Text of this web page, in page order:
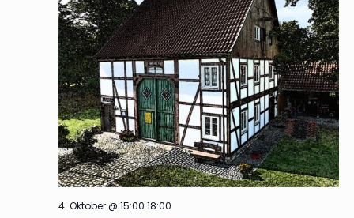
4. Oktober @ 15:00.18:00